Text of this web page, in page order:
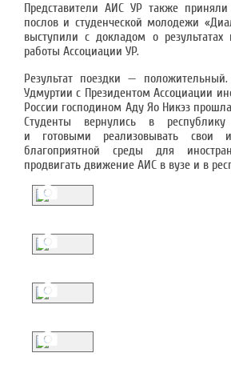
Представители АИС УР также приняли
послов и студенческой молодежи
выступили с докладом о результатах
работы Ассоциации УР.
Результат поездки —
Удмуртии с Президентом Ассоциации
России господином Аду Яо Никэз
Студенты вернулись в
и готовыми реализовывать свои
благоприятной среды для
продвигать движение АИС в вузе и в